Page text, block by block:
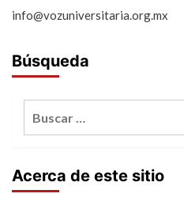
info@vozuniversitaria.org.mx
Búsqueda
Acerca de este sitio